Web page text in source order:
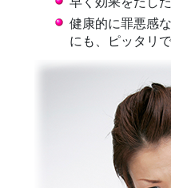
健康的に罪悪感
にも、ピッタリで